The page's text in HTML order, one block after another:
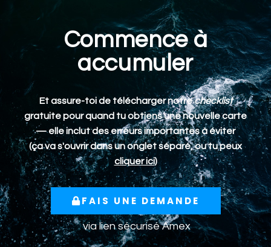
Commence à
accumuler
Et assure-toi de télécharger notrechecklist
gratuite pour quand tu obtiens une nouvelle carte
— elle inclut des erreurs importantes à éviter
(ça va s'ouvrir dans un onglet séparé, ou tu peux
cliquer ici)
FAIS UNE DEMANDE
via lien sécuriséAmex